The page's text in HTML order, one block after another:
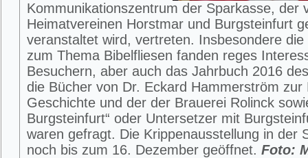
Kommunikationszentrum der Sparkasse, der
Heimatvereinen Horstmar und Burgsteinfurt
veranstaltet wird, vertreten. Insbesondere
zum Thema Bibelfliesen fanden reges
Besuchern, aber auch das Jahrbuch 2016
die Bücher von Dr. Eckard Hammerström zur
Geschichte und der der Brauerei Rolinck
Burgsteinfurt“ oder Untersetzer mit
waren gefragt. Die Krippenausstellung in der
noch bis zum 16. Dezember geöffnet. Foto: